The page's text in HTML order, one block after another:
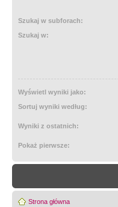
Szukaj w subforach:
Szukaj w:
Wyświetl wyniki jako:
Sortuj wyniki według:
Wyniki z ostatnich:
Pokaż pierwsze:
Strona główna